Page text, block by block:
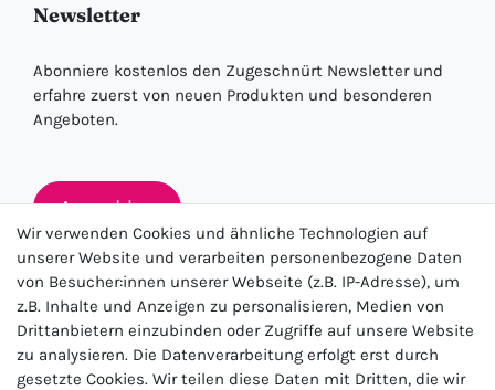
Newsletter
Abonniere kostenlos den Zugeschnürt Newsletter und
erfahre zuerst von neuen Produkten und besonderen
Angeboten.
Anmelden
★★★★★
4.5 / 5.0 (23.143)
Wir verwenden Cookies und ähnliche Technologien auf
unserer Website und verarbeiten personenbezogene Daten
von Besucher:innen unserer Webseite (z.B. IP-Adresse), um
z.B. Inhalte und Anzeigen zu personalisieren, Medien von
Drittanbietern einzubinden oder Zugriffe auf unsere Website
zu analysieren. Die Datenverarbeitung erfolgt erst durch
gesetzte Cookies. Wir teilen diese Daten mit Dritten, die wir